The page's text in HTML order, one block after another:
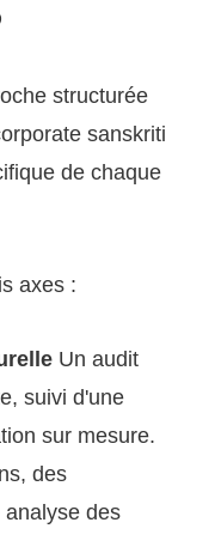
structurée
sanskriti
de chaque
axes :
Un audit
suivi d'une
sur mesure.
des
des